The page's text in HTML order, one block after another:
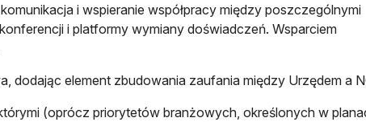
i wspieranie współpracy między poszczególnymi
i platformy wymiany doświadczeń. Wsparciem
dodając element zbudowania zaufania między Urzędem a
(oprócz priorytetów branżowych, określonych w